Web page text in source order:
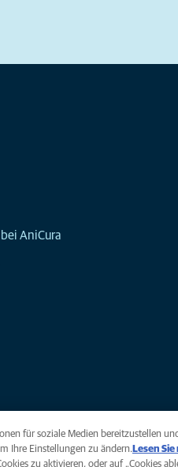
AniCura
für soziale Medien bereitzustellen
Ihre Einstellungen zu ändern. Lesen
zu aktivieren, oder auf „Cookies